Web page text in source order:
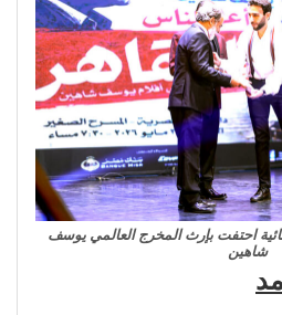
احتفت بإرث المخرج العالمي يوسف
شاهين